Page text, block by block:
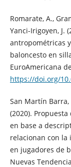
Romarate, A.,
Yanci-Irigoyen, J.
antropométricas
baloncesto en
EuroAmericana
https://doi.org/
San Martín Barra,
(2020).
en base a
relacionan con
en jugadores de
Nuevas